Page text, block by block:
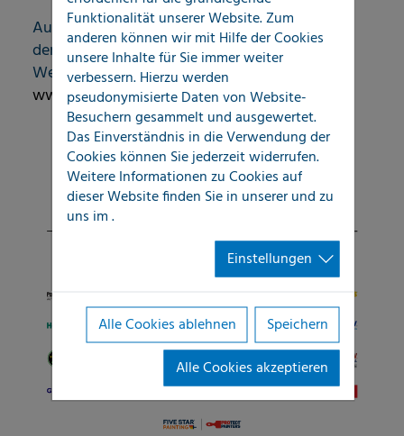
Auf dem europäischen Markt ist Neighborly®
derzeit mit acht Franchiseunternehmen aktiv.
Weitere Informationen erhalten Sie unter:
www.neighbourly.de
Funktionalität unserer Website. Zum
anderen können wir mit Hilfe der Cookies
unsere Inhalte für Sie immer weiter
verbessern. Hierzu werden
pseudonymisierte Daten von Website-
Besuchern gesammelt und ausgewertet.
Das Einverständnis in die Verwendung der
Cookies können Sie jederzeit widerrufen.
Weitere Informationen zu Cookies auf
dieser Website finden Sie in unsererund zu
uns im.
Einstellungen
Alle Cookies ablehnen
Speichern
Alle Cookies akzeptieren